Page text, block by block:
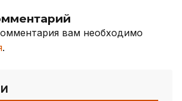
вам необходимо
.